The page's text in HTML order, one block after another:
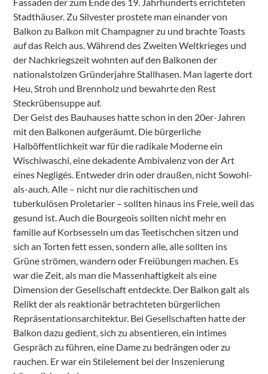
Stadthäuser. Zu Silvester prostete man einander von
Balkon zu Balkon mit Champagner zu und brachte Toasts
auf das Reich aus. Während des Zweiten Weltkrieges und
der Nachkriegszeit wohnten auf den Balkonen der
nationalstolzen Gründerjahre Stallhasen. Man lagerte dort
Heu, Stroh und Brennholz und bewahrte den Rest
Steckrübensuppe auf.
Der Geist des Bauhauses hatte schon in den 20er-Jahren
mit den Balkonen aufgeräumt. Die bürgerliche
Halböffentlichkeit war für die radikale Moderne ein
Wischiwaschi, eine dekadente Ambivalenz von der Art
eines Negligés. Entweder drin oder draußen, nicht Sowohl-
als-auch. Alle – nicht nur die rachitischen und
tuberkulösen Proletarier – sollten hinaus ins Freie, weil das
gesund ist. Auch die Bourgeois sollten nicht mehr en
famille auf Korbsesseln um das Teetischchen sitzen und
sich an Torten fett essen, sondern alle, alle sollten ins
Grüne strömen, wandern oder Freiübungen machen. Es
war die Zeit, als man die Massenhaftigkeit als eine
Dimension der Gesellschaft entdeckte. Der Balkon galt als
Relikt der als reaktionär betrachteten bürgerlichen
Repräsentationsarchitektur. Bei Gesellschaften hatte der
Balkon dazu gedient, sich zu absentieren, ein intimes
Gespräch zu führen, eine Dame zu bedrängen oder zu
rauchen. Er war ein Stilelement bei der Inszenierung